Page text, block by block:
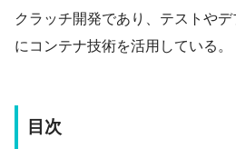
クラッチ開発であり、テストや
にコンテナ技術を活用している。
目次